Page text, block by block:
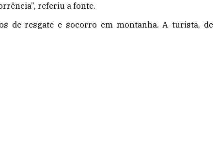
referiu a fonte.
de resgate e socorro em montanha. A turista, de